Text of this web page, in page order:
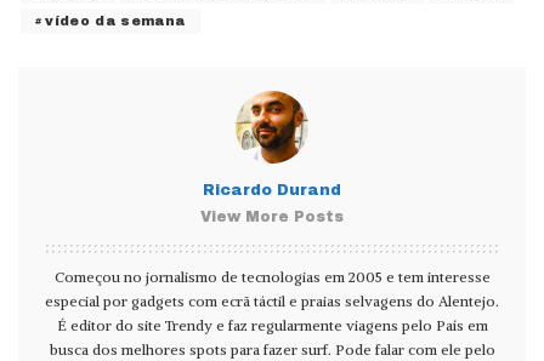
vídeo da semana
Ricardo Durand
View More Posts
Começou no jornalismo de tecnologias em 2005 e tem interesse
especial por gadgets com ecrã táctil e praias selvagens do Alentejo.
É editor do site Trendy e faz regularmente viagens pelo País em
busca dos melhores spots para fazer surf. Pode falar com ele pelo